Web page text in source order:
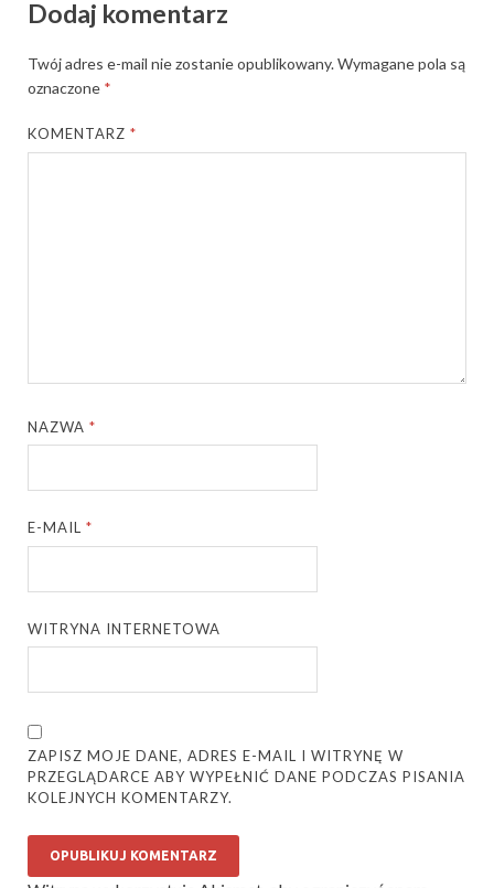
Dodaj komentarz
Twój adres e-mail nie zostanie opublikowany.Wymagane pola są
oznaczone *
KOMENTARZ*
NAZWA*
E-MAIL*
WITRYNA INTERNETOWA
ZAPISZ MOJE DANE, ADRES E-MAIL I WITRYNĘ W
PRZEGLĄDARCE ABY WYPEŁNIĆ DANE PODCZAS PISANIA
KOLEJNYCH KOMENTARZY.